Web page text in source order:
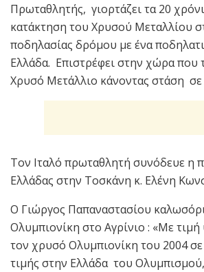
Πρωταθλητής, γιορτάζει τα 20
κατάκτηση του Χρυσού Μεταλλίου
ποδηλασίας δρόμου με ένα
Ελλάδα. Επιστρέφει στην χώρα που
Χρυσό Μετάλλιο κάνοντας στάση σε
Τον Ιταλό πρωταθλητή συνόδευε η
Ελλάδας στην Τοσκάνη κ. Ελένη
Ο Γιώργος Παπαναστασίου
Ολυμπιονίκη στο Αγρίνιο : «Με
τον χρυσό Ολυμπιονίκη του 2004 σε
τιμής στην Ελλάδα του